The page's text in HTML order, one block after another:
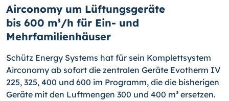
Airconomy um Lüftungsgeräte
bis 600 m³/h für Ein- und
Mehrfamilienhäuser
Schütz Energy Systems hat für sein Komplettsystem
Airconomy ab sofort die zentralen Geräte Evotherm IV
225, 325, 400 und 600 im Programm, die die bisherigen
Geräte mit den Luftmengen 300 und 400 m³ ersetzen.